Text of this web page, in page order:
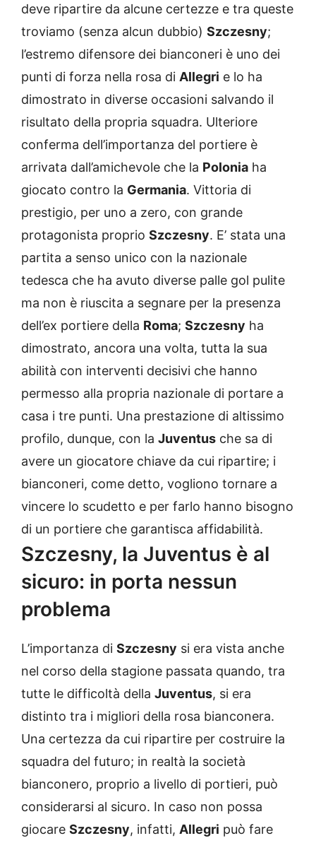
deve ripartire da alcune certezze e tra queste
troviamo (senza alcun dubbio) Szczesny;
l’estremo difensore dei bianconeri è uno dei
punti di forza nella rosa di Allegri e lo ha
dimostrato in diverse occasioni salvando il
risultato della propria squadra. Ulteriore
conferma dell’importanza del portiere è
arrivata dall’amichevole che la Polonia ha
giocato contro la Germania. Vittoria di
prestigio, per uno a zero, con grande
protagonista proprio Szczesny. E’ stata una
partita a senso unico con la nazionale
tedesca che ha avuto diverse palle gol pulite
ma non è riuscita a segnare per la presenza
dell’ex portiere della Roma; Szczesny ha
dimostrato, ancora una volta, tutta la sua
abilità con interventi decisivi che hanno
permesso alla propria nazionale di portare a
casa i tre punti. Una prestazione di altissimo
profilo, dunque, con la Juventus che sa di
avere un giocatore chiave da cui ripartire; i
bianconeri, come detto, vogliono tornare a
vincere lo scudetto e per farlo hanno bisogno
di un portiere che garantisca affidabilità.
Szczesny, la Juventus è al
sicuro: in porta nessun
problema
L’importanza di Szczesny si era vista anche
nel corso della stagione passata quando, tra
tutte le difficoltà della Juventus, si era
distinto tra i migliori della rosa bianconera.
Una certezza da cui ripartire per costruire la
squadra del futuro; in realtà la società
bianconero, proprio a livello di portieri, può
considerarsi al sicuro. In caso non possa
giocare Szczesny, infatti, Allegri può fare